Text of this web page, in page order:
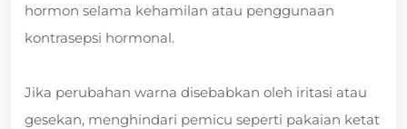
hormon selama kehamilan atau penggunaan
kontrasepsi hormonal.
Jika perubahan warna disebabkan oleh iritasi atau
gesekan, menghindari pemicu seperti pakaian ketat